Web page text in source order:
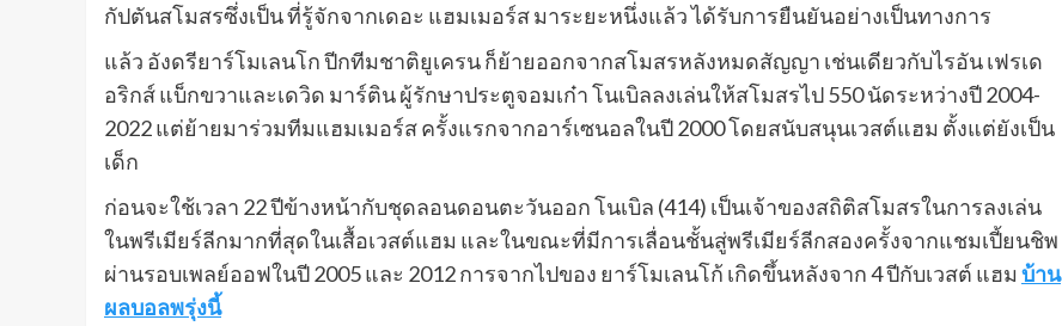
กัปตันสโมสรซึ่งเป็น ที่รู้จักจากเดอะ แฮมเมอร์ส มาระยะหนึ่งแล้ว ได้รับการยืนยันอย่างเป็นทางการ
แล้ว อังดรียาร์โมเลนโก ปีกทีมชาติยูเครน ก็ย้ายออกจากสโมสรหลังหมดสัญญา เช่นเดียวกับไรอัน เฟรเด
อริกส์ แบ็กขวาและเดวิด มาร์ติน ผู้รักษาประตูจอมเก๋า โนเบิลลงเล่นให้สโมสรไป 550 นัดระหว่างปี 2004-
2022 แต่ย้ายมาร่วมทีมแฮมเมอร์ส ครั้งแรกจากอาร์เซนอลในปี 2000 โดยสนับสนุนเวสต์แฮม ตั้งแต่ยังเป็น
เด็ก
ก่อนจะใช้เวลา 22 ปีข้างหน้ากับชุดลอนดอนตะวันออก โนเบิล (414) เป็นเจ้าของสถิติสโมสรในการลงเล่น
ในพรีเมียร์ลีกมากที่สุดในเสื้อเวสต์แฮม และในขณะที่มีการเลื่อนชั้นสู่พรีเมียร์ลีกสองครั้งจากแชมเปี้ยนชิพ
ผ่านรอบเพลย์ออฟในปี 2005 และ 2012 การจากไปของ ยาร์โมเลนโก้ เกิดขึ้นหลังจาก 4 ปีกับเวสต์ แฮม บ้าน
ผลบอลพรุ่งนี้